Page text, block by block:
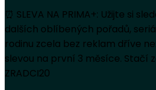
⏰ SLEVA NA PRIMA+: Užijte si
dalších oblíbených pořadů,
rodinu zcela bez reklam dříve
slevou na první 3 měsíce. Stačí
ZRADCI20